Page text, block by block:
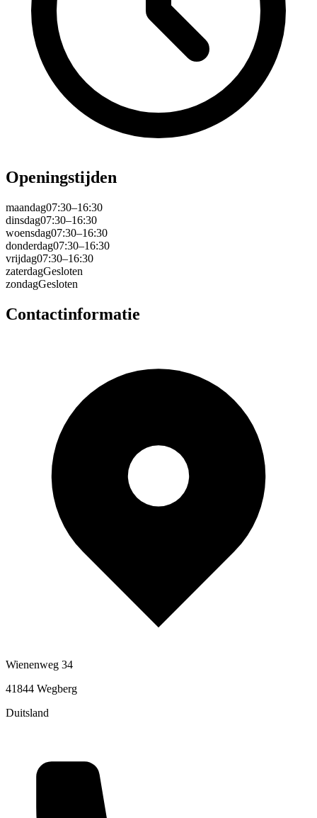
Openingstijden
maandag07:30–16:30
dinsdag07:30–16:30
woensdag07:30–16:30
donderdag07:30–16:30
vrijdag07:30–16:30
zaterdagGesloten
zondagGesloten
Contactinformatie
Wienenweg 34
41844 Wegberg
Duitsland